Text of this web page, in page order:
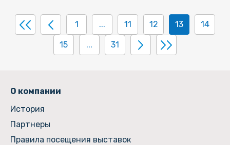
1 ... 11 12 13 14
15 ... 31
О компании
История
Партнеры
Правила посещения выставок